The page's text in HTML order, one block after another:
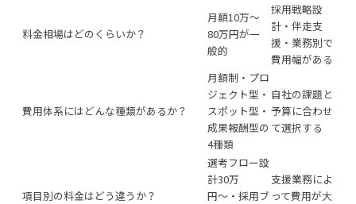
料金相場はどのくらいか？
月額10万〜
80万円が一
般的
採用戦略設
計・伴走支
援・業務別で
費用幅がある
費用体系にはどんな種類があるか？
月額制・プロ
ジェクト型・
スポット型・
成果報酬型の
4種類
自社の課題と
予算に合わせ
て選択する
項目別の料金はどう違うか？
選考フロー設
計30万
円〜・採用ブ
支援業務によ
って費用が大